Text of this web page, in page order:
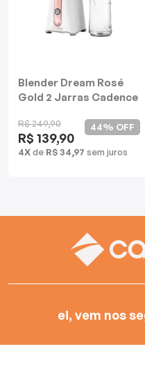
Blender Dream Rosé
Gold 2 Jarras Cadence
R$ 249,90
R$ 139,90
4Xde R$ 34,97 sem juros
44% OFF
ei, vem nos
Coifas
Panelas Elétricas